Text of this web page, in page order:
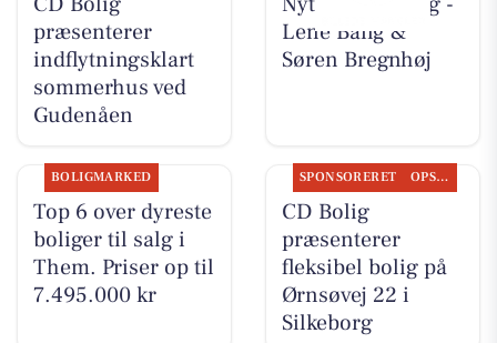
præsenterer
indflytningsklart
sommerhus ved
Gudenåen
Lene Bang &
Søren Bregnhøj
BOLIGMARKED
Top 6 over dyreste
boliger til salg i
Them. Priser op til
7.495.000 kr
SPONSORERET OPSLAGSTAVLEN
CD Bolig
præsenterer
fleksibel bolig på
Ørnsøvej 22 i
Silkeborg